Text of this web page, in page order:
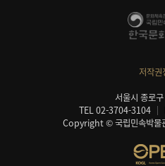
저작권
서울시 종로
TEL 02-3704-3104
Copyright © 국립민속박